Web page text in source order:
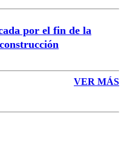
por el fin de la
VER MÁS